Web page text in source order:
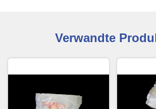
Verwandte